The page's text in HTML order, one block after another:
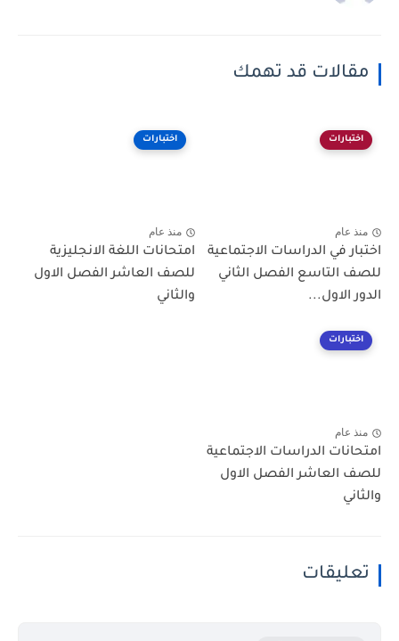
مقالات قد تهمك
اختبارات
منذ عام
اختبار في الدراسات الاجتماعية
للصف التاسع الفصل الثاني
الدور الاول...
اختبارات
منذ عام
امتحانات اللغة الانجليزية
للصف العاشر الفصل الاول
والثاني
اختبارات
منذ عام
امتحانات الدراسات الاجتماعية
للصف العاشر الفصل الاول
والثاني
تعليقات